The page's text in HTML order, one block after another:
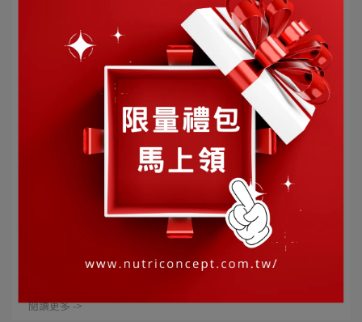
| 芳將 | 想要當個氣色紅潤的元氣女孩嗎？元
氣焦點補給女孩們所需葉酸&鐵
營養概念 | 2025-02-24
想要當個氣色紅潤的元氣女孩嗎？ 一起來實行一天一粒
閱讀更多 ->